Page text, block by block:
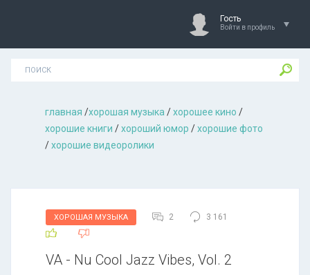
Гость
Войти в профиль
главная /хорошая музыкa /хорошее кино /
хорошие книги /хороший юмор /хорошие фото
/хорошие видеоролики
ХОРОШАЯ МУЗЫКА 2 3 161
VA - Nu Cool Jazz Vibes, Vol. 2